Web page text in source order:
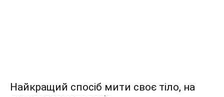
Найкращий спосіб мити своє тіло, на